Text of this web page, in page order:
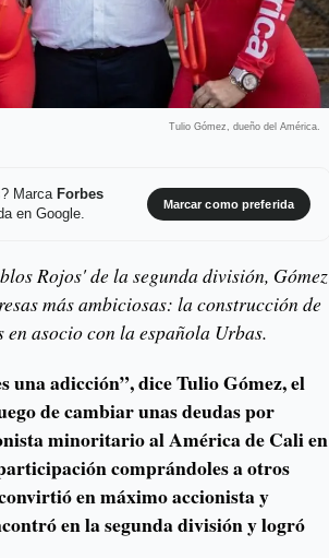
Tulio Gómez, dueño del América.
Marca Forbes
en Google.
Marcar como preferida
Rojos' de la segunda división, Gómez
más ambiciosas: la construcción de
asocio con la española Urbas.
una adicción”, dice Tulio Gómez, el
de cambiar unas deudas por
minoritario al América de Cali en
comprándoles a otros
en máximo accionista y
en la segunda división y logró